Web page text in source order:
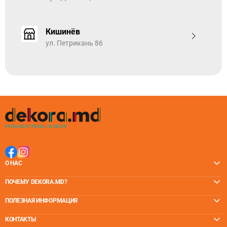
прочные, делая конструкцию пола максимально
устойчивой и долговечной. Укладка каменного SPC
углом сначала по короткой, а затем по длинной
стороне.
точная имитация красивейших видов древесины.
Нежная и теплая поверхность - к полу приятно
прикасаться, он словно сделан из натуральной
древесины.
Кишинёв
ул. Петрикань 86
О НАС
ПОЧЕМУ DEKORA.MD?
ПОЛЕЗНАЯ ИНФОРМАЦИЯ
КОНТАКТЫ